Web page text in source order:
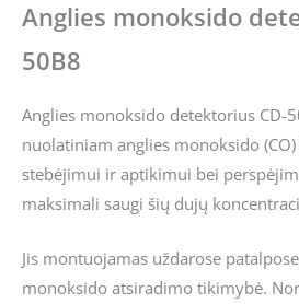
Anglies monoksido
50B8
Anglies monoksido detektorius CD-
nuolatiniam anglies monoksido
stebėjimui ir aptikimui bei
maksimali saugi šių dujų
Jis montuojamas uždarose
monoksido atsiradimo tikimybė.